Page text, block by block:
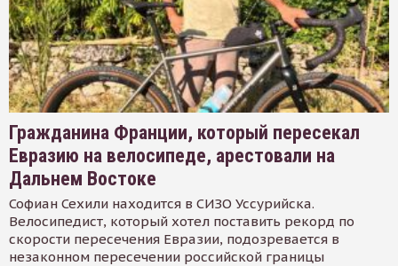
Гражданина Франции, который пересекал
Евразию на велосипеде, арестовали на
Дальнем Востоке
Софиан Сехили находится в СИЗО Уссурийска.
Велосипедист, который хотел поставить рекорд по
скорости пересечения Евразии, подозревается в
незаконном пересечении российской границы